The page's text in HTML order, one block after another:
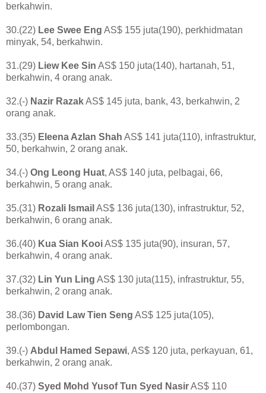
berkahwin.
30.(22) Lee Swee Eng AS$ 155 juta(190), perkhidmatan
minyak, 54, berkahwin.
31.(29) Liew Kee Sin AS$ 150 juta(140), hartanah, 51,
berkahwin, 4 orang anak.
32.(-) Nazir RazakAS$ 145 juta, bank, 43, berkahwin, 2
orang anak.
33.(35) Eleena Azlan Shah AS$ 141 juta(110), infrastruktur,
50, berkahwin, 2 orang anak.
34.(-) Ong Leong Huat, AS$ 140 juta, pelbagai, 66,
berkahwin, 5 orang anak.
35.(31) Rozali Ismail AS$ 136 juta(130), infrastruktur, 52,
berkahwin, 6 orang anak.
36.(40) Kua Sian KooiAS$ 135 juta(90), insuran, 57,
berkahwin, 4 orang anak.
37.(32) Lin Yun Ling AS$ 130 juta(115), infrastruktur, 55,
berkahwin, 2 orang anak.
38.(36) David Law Tien Seng AS$ 125 juta(105),
perlombongan.
39.(-) Abdul Hamed Sepawi, AS$ 120 juta, perkayuan, 61,
berkahwin, 2 orang anak.
40.(37) Syed Mohd Yusof Tun Syed NasirAS$ 110